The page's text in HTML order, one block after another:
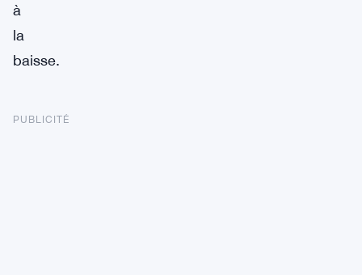
à
la
baisse.
PUBLICITÉ